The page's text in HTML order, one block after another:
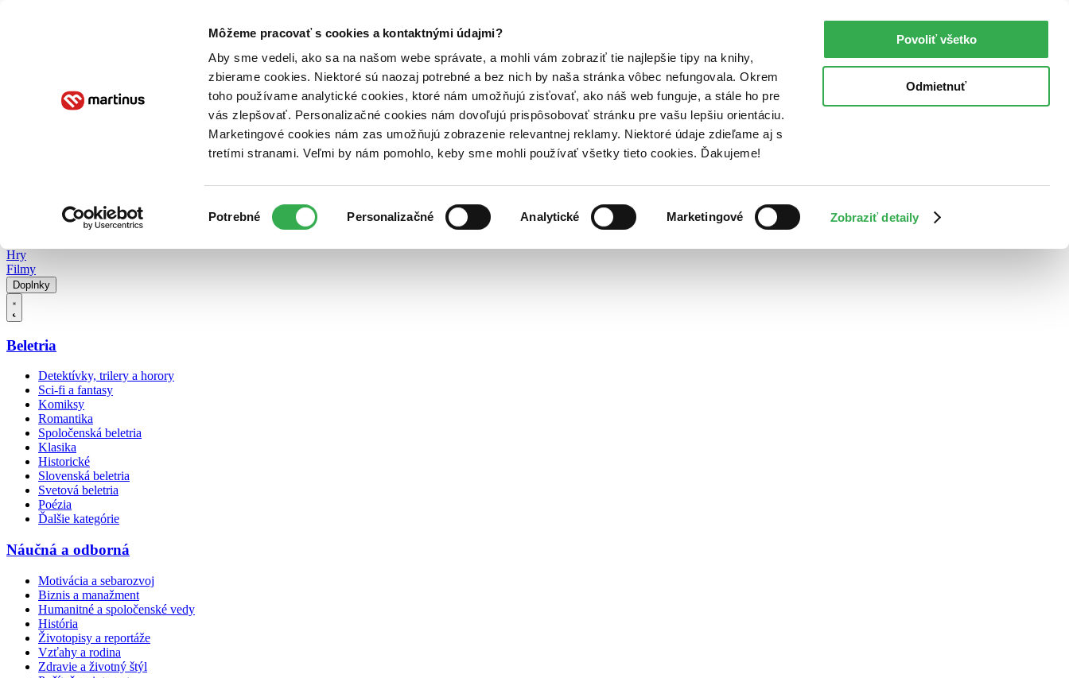
Môžeme pracovať s cookies a kontaktnými údajmi?
Aby sme vedeli, ako sa na našom webe správate, a mohli vám zobraziť tie najlepšie tipy na knihy,
zbierame cookies. Niektoré sú naozaj potrebné a bez nich by naša stránka vôbec nefungovala. Okrem
toho používame analytické cookies, ktoré nám umožňujú zisťovať, ako náš web funguje, a stále ho pre
vás zlepšovať. Personalizačné cookies nám dovoľujú prispôsobovať stránku pre vašu lepšiu orientáciu.
Marketingové cookies nám zas umožňujú zobrazenie relevantnej reklamy. Niektoré údaje zdieľame aj s
tretími stranami. Veľmi by nám pomohlo, keby sme mohli používať všetky tieto cookies. Ďakujeme!
súhlasu
Potrebné Personalizačné Analytické Marketingové Zobraziť detaily
Povoliť všetko
Odmietnuť
Poukážky Kontakt
Hry
Filmy
Doplnky
Beletria
Detektívky, trilery a horory
Sci-fi a fantasy
Komiksy
Romantika
Spoločenská beletria
Klasika
Historické
Slovenská beletria
Svetová beletria
Poézia
Ďalšie kategórie
Náučná a odborná
Motivácia a sebarozvoj
Biznis a manažment
Humanitné a spoločenské vedy
História
Životopisy a reportáže
Vzťahy a rodina
Zdravie a životný štýl